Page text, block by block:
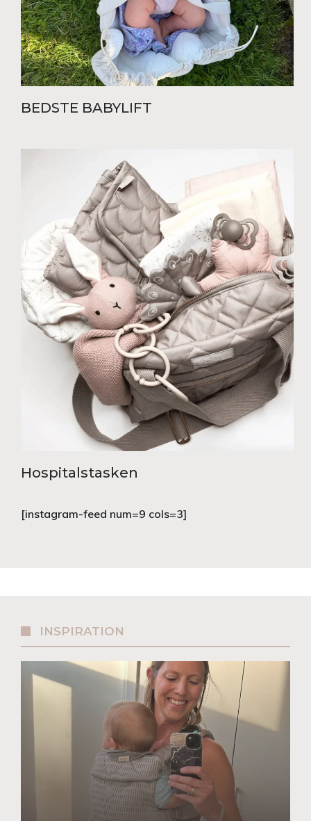
BEDSTE BABYLIFT
Hospitalstasken
[instagram-feed num=9 cols=3]
INSPIRATION